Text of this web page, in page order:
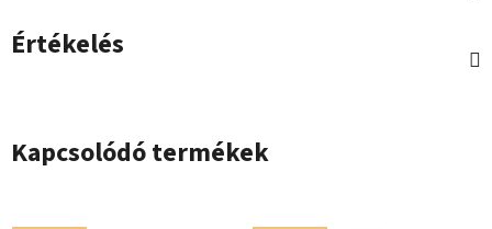
Értékelés
Kapcsolódó termékek